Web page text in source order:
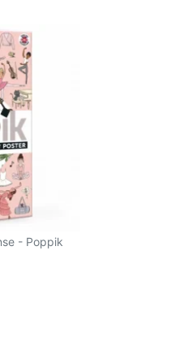
- Poppik